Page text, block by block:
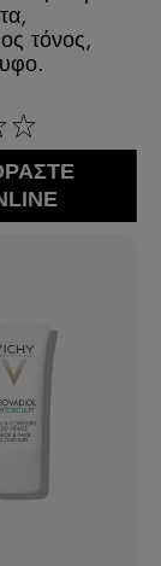
τόνος,